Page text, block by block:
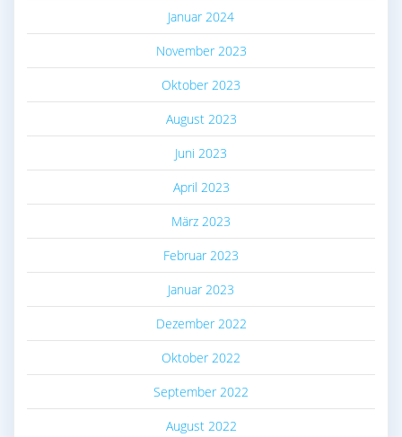
Januar 2024
November 2023
Oktober 2023
August 2023
Juni 2023
April 2023
März 2023
Februar 2023
Januar 2023
Dezember 2022
Oktober 2022
September 2022
August 2022